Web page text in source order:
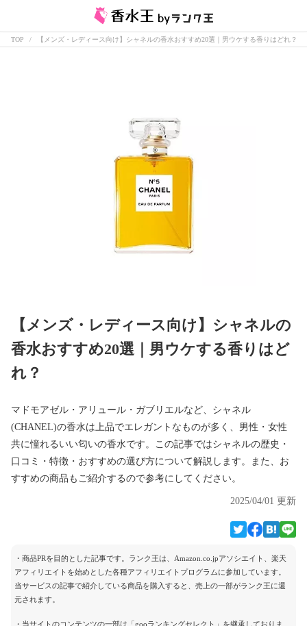
TOP 【メンズ・レディース向け】シャネルの香水おすすめ20選｜男ウケする香りはどれ？
【メンズ・レディース向け】シャネルの
香水おすすめ20選｜男ウケする香りはど
れ？
マドモアゼル・アリュール・ガブリエルなど、シャネル
(CHANEL)の香水は上品でエレガントなものが多く、男性・女性
共に憧れるいい匂いの香水です。この記事ではシャネルの歴史・
口コミ・特徴・おすすめの選び方について解説します。また、お
すすめの商品もご紹介するので参考にしてください。
2025/04/01 更新
・商品PRを目的とした記事です。ランク王は、Amazon.co.jpアソシエイト、楽天
アフィリエイトを始めとした各種アフィリエイトプログラムに参加しています。
当サービスの記事で紹介している商品を購入すると、売上の一部がランク王に還
元されます。
・当サイトのコンテンツの一部は「gooランキングセレクト」を継承しておりま